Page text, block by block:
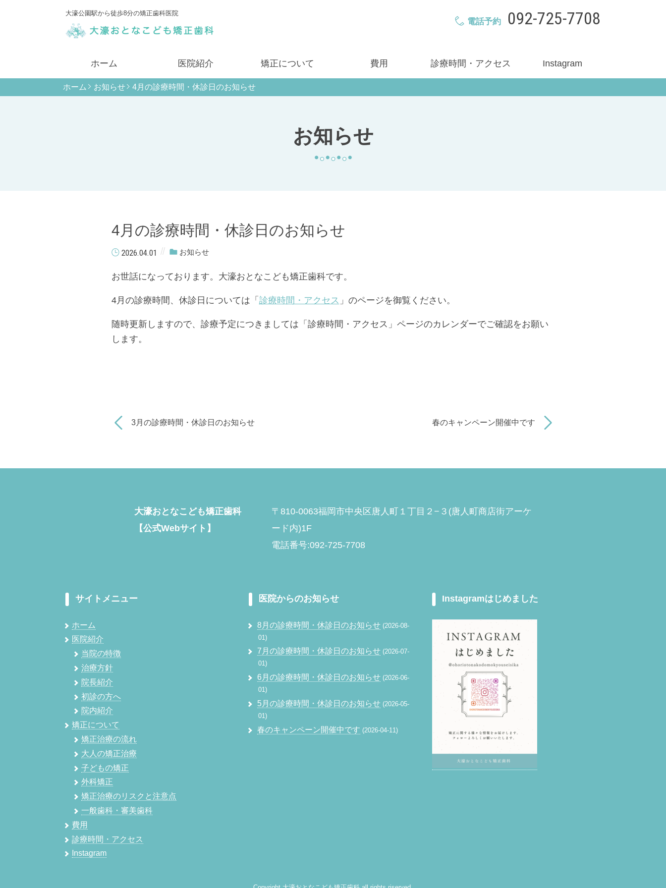
大濠公園駅から徒歩8分の矯正歯科医院
電話予約 092-725-7708
ホーム 医院紹介 矯正について 費用 診療時間・アクセス Instagram
お知らせ
ホーム お知らせ 4月の診療時間・休診日のお知らせ
4月の診療時間・休診日のお知らせ
2026.04.01 お知らせ
お世話になっております。大濠おとなこども矯正歯科です。
4月の診療時間、休診日については「 診療時間・アクセス 」のページを御覧ください。
随時更新しますので、診療予定につきましては「診療時間・アクセス」ページのカレンダーでご確認をお願い
します。
3月の診療時間・休診日のお知らせ 春のキャンペーン開催中です
大濠おとなこども矯正歯科
【公式Webサイト】
〒810-0063福岡市中央区唐人町１丁目２−３(唐人町商店街アーケ
ード内)1F
電話番号:092-725-7708
サイトメニュー
ホーム
医院紹介
当院の特徴
治療方針
院長紹介
初診の方へ
院内紹介
矯正について
矯正治療の流れ
大人の矯正治療
子どもの矯正
外科矯正
矯正治療のリスクと注意点
一般歯科・審美歯科
費用
診療時間・アクセス
Instagram
医院からのお知らせ
8月の診療時間・休診日のお知らせ 2026-08-
01
7月の診療時間・休診日のお知らせ 2026-07-
01
6月の診療時間・休診日のお知らせ 2026-06-
01
5月の診療時間・休診日のお知らせ 2026-05-
01
春のキャンペーン開催中です 2026-04-11
Instagramはじめました